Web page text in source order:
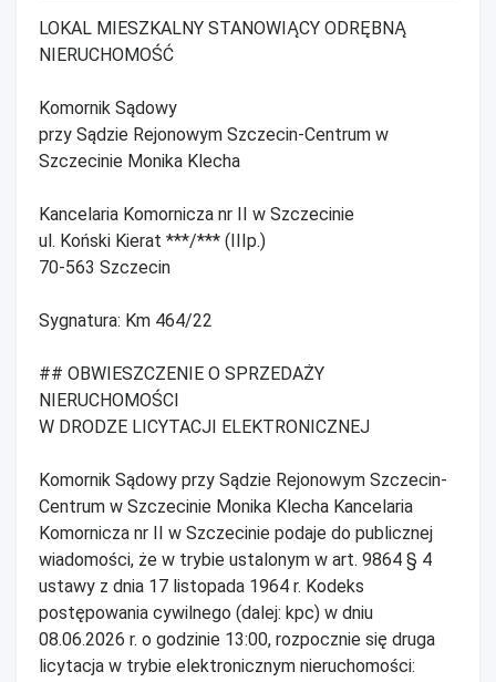
LOKAL MIESZKALNY STANOWIĄCY ODRĘBNĄ
NIERUCHOMOŚĆ
Komornik Sądowy
przy Sądzie Rejonowym Szczecin-Centrum w
Szczecinie Monika Klecha
Kancelaria Komornicza nr II w Szczecinie
ul. Koński Kierat ***/*** (IIIp.)
70-563 Szczecin
Sygnatura: Km 464/22
## OBWIESZCZENIE O SPRZEDAŻY
NIERUCHOMOŚCI
W DRODZE LICYTACJI ELEKTRONICZNEJ
Komornik Sądowy przy Sądzie Rejonowym Szczecin-
Centrum w Szczecinie Monika Klecha Kancelaria
Komornicza nr II w Szczecinie podaje do publicznej
wiadomości, że w trybie ustalonym w art. 9864 § 4
ustawy z dnia 17 listopada 1964 r. Kodeks
postępowania cywilnego (dalej: kpc) w dniu
08.06.2026 r. o godzinie 13:00, rozpocznie się druga
licytacja w trybie elektronicznym nieruchomości: